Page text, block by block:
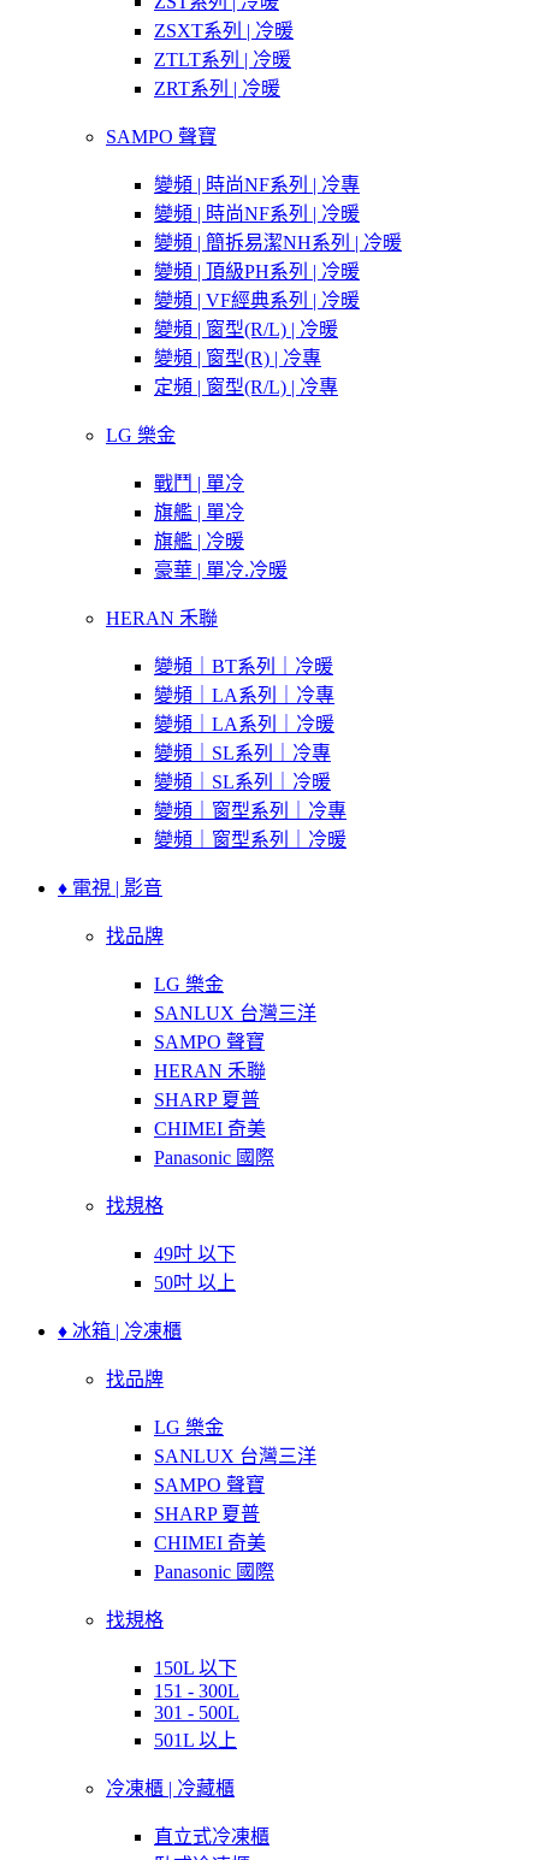
ZSXT系列 | 冷暖
ZTLT系列 | 冷暖
ZRT系列 | 冷暖
SAMPO 聲寶
變頻 | 時尚NF系列 | 冷專
變頻 | 時尚NF系列 | 冷暖
變頻 | 簡拆易潔NH系列 | 冷暖
變頻 | 頂級PH系列 | 冷暖
變頻 | VF經典系列 | 冷暖
變頻 | 窗型(R/L) | 冷暖
變頻 | 窗型(R) | 冷專
定頻 | 窗型(R/L) | 冷專
LG 樂金
戰鬥 | 單冷
旗艦 | 單冷
旗艦 | 冷暖
豪華 | 單冷.冷暖
HERAN 禾聯
變頻｜BT系列｜冷暖
變頻｜LA系列｜冷專
變頻｜LA系列｜冷暖
變頻｜SL系列｜冷專
變頻｜SL系列｜冷暖
變頻｜窗型系列｜冷專
變頻｜窗型系列｜冷暖
♦ 電視 | 影音
找品牌
LG 樂金
SANLUX 台灣三洋
SAMPO 聲寶
HERAN 禾聯
SHARP 夏普
CHIMEI 奇美
Panasonic 國際
找規格
49吋 以下
50吋 以上
♦ 冰箱 | 冷凍櫃
找品牌
LG 樂金
SANLUX 台灣三洋
SAMPO 聲寶
SHARP 夏普
CHIMEI 奇美
Panasonic 國際
找規格
150L 以下
151 - 300L
301 - 500L
501L 以上
冷凍櫃 | 冷藏櫃
直立式冷凍櫃